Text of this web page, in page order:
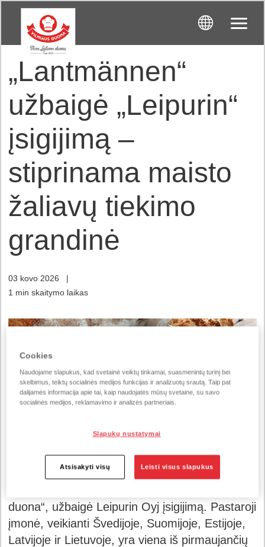
„Lantmännen“
užbaigė „Leipurin“
įsigijimą –
stiprinama maisto
žaliavų tiekimo
grandinė
03 kovo 2026
|
1 min skaitymo laikas
duona“, užbaigė Leipurin Oyj įsigijimą. Pastaroji
įmonė, veikianti Švedijoje, Suomijoje, Estijoje,
Latvijoje ir Lietuvoje, yra viena iš pirmaujančių
Cookies
Naudojame slapukus, kad svetainė veiktų tinkamai, suasmenintų turinį bei
skelbimus, teiktų socialinės medijos funkcijas ir analizuotų srautą. Taip pat
dalijamės informacija apie tai, kaip naudojatės mūsų svetaine, su savo
socialinės medijos, reklamavimo ir analizės partneriais.
Slapukų nustatymai
Atsisakyti visų Leisti visus slapukus